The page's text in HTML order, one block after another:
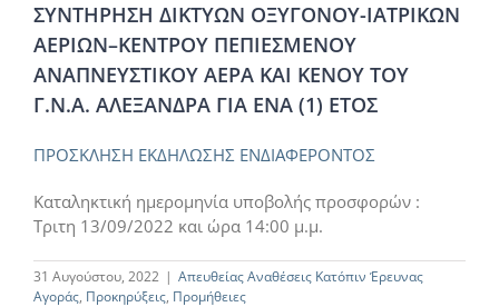
ΣΥΝΤΗΡΗΣΗ ΔΙΚΤΥΩΝ ΟΞΥΓΟΝΟΥ-ΙΑΤΡΙΚΩΝ
ΑΕΡΙΩΝ–ΚΕΝΤΡΟΥ ΠΕΠΙΕΣΜΕΝΟΥ
ΑΝΑΠΝΕΥΣΤΙΚΟΥ ΑΕΡΑ ΚΑΙ ΚΕΝΟΥ ΤΟΥ
Γ.Ν.Α. ΑΛΕΞΑΝΔΡΑ ΓΙΑ ΕΝΑ (1) ΕΤΟΣ
ΠΡΟΣΚΛΗΣΗ ΕΚΔΗΛΩΣΗΣ ΕΝΔΙΑΦΕΡΟΝΤΟΣ
Καταληκτική ημερομηνία υποβολής προσφορών :
Τριτη 13/09/2022 και ώρα 14:00 μ.μ.
31 Αυγούστου, 2022 | Απευθείας Αναθέσεις Κατόπιν Έρευνας
Αγοράς, Προκηρύξεις, Προμήθειες